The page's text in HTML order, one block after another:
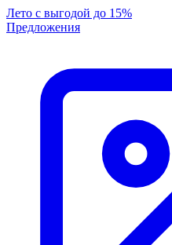
Лето с выгодой до 15%
Предложения